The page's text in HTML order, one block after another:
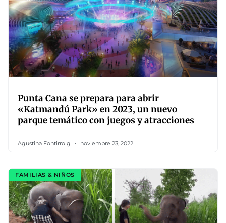
Punta Cana se prepara para abrir
«Katmandú Park» en 2023, un nuevo
parque temático con juegos y atracciones
Agustina Fontirroig noviembre 23, 2022
FAMILIAS & NIÑOS